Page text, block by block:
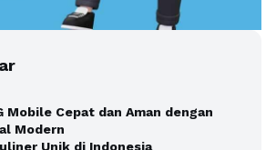
Mobile Cepat dan Aman dengan
Modern
Unik di Indonesia